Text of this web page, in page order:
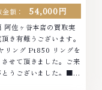
額：
54,000円
阿佐ヶ谷本店の買取実
き有難うございます。
リング Pt850 リングを
させて頂きました。ご来
とうございました。■地